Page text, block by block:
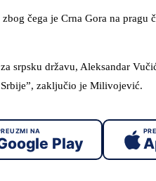
čega je Crna Gora na
srpsku državu, Aleksandar
zaključio je Milivojević.
NA
Play